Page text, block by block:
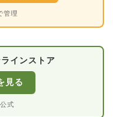
管理
インストア
見る
式